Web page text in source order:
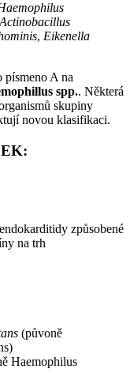
Actinobacillus
, Eikenella
písmeno A na
spp.. Některá
skupiny
novou klasifikaci.
způsobené
na trh
(půvoně
Haemophilus